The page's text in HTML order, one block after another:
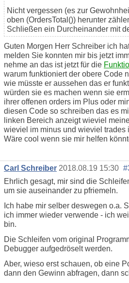
Nicht vergessen (es zur
oben (OrdersTotal()) herunter
Schließen ein Durcheinander mit
Guten Morgen Herr Schreiber ich
melden Sie konnten mir bis jetzt
nehme an das ist jetzt für die
warum funktioniert der obere Code
wie müsste er aussehen das er
würden sie es machen wenn sie
ihrer offenen orders im Plus oder
diesen Code so schreiben das es
linken Bereich anzeigt wieviel
wieviel im minus und wieviel trades
Wäre cool wenn sie mir helfen
Carl Schreiber 2018.08.19 15:30
Ehrlich gesagt, mir sind die
um sie auseinander zu pfriemeln.
Ich habe mir selber deswegen o.a.
ich immer wieder verwende - ich
bin.
Die Schleifen vom original
Debugger aufgedröselt werden.
Aber, wieso erst schauen, ob eine
dann den Gewinn abfragen, dann